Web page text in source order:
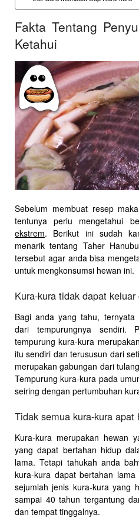
Fakta Tentang
Ketahui
Sebelum membuat resep
tentunya perlu mengetahui
ekstrem. Berikut ini sudah
menarik tentang Taher
tersebut agar anda bisa
untuk mengkonsumsi hewan ini.
Kura-kura tidak dapat
Bagi anda yang tahu,
dari tempurungnya sendiri.
tempurung kura-kura
itu sendiri dan terususun dari
merupakan gabungan dari
Tempurung kura-kura pada
seiring dengan pertumbuhan
Tidak semua kura-kura
Kura-kura merupakan hewan
yang dapat bertahan hidup
lama. Tetapi tahukah anda
kura-kura dapat bertahan
sejumlah jenis kura-kura yang
sampai 40 tahun tergantung
dan tempat tinggalnya.